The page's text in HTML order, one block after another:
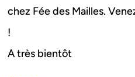
chez Fée des Mailles.
!
A très bientôt